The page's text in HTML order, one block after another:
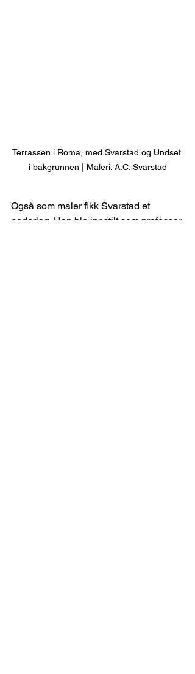
Terrassen i Roma, med Svarstad og Undset
i bakgrunnen | Maleri: A.C. Svarstad
Også som maler fikk Svarstad et
nederlag. Han ble innstilt som professor